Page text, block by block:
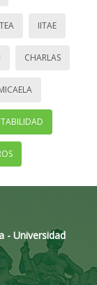
IITAE
CHARLAS
- Universidad